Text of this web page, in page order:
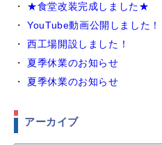
★食堂改装完成しました★
YouTube動画公開しました！
西工場開設しました！
夏季休業のお知らせ
夏季休業のお知らせ
アーカイブ